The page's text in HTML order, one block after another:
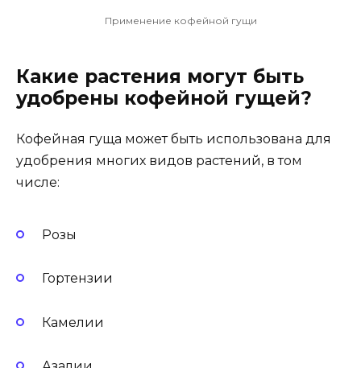
Применение кофейной гущи
Какие растения могут быть
удобрены кофейной гущей?
Кофейная гуща может быть использована для
удобрения многих видов растений, в том
числе:
Розы
Гортензии
Камелии